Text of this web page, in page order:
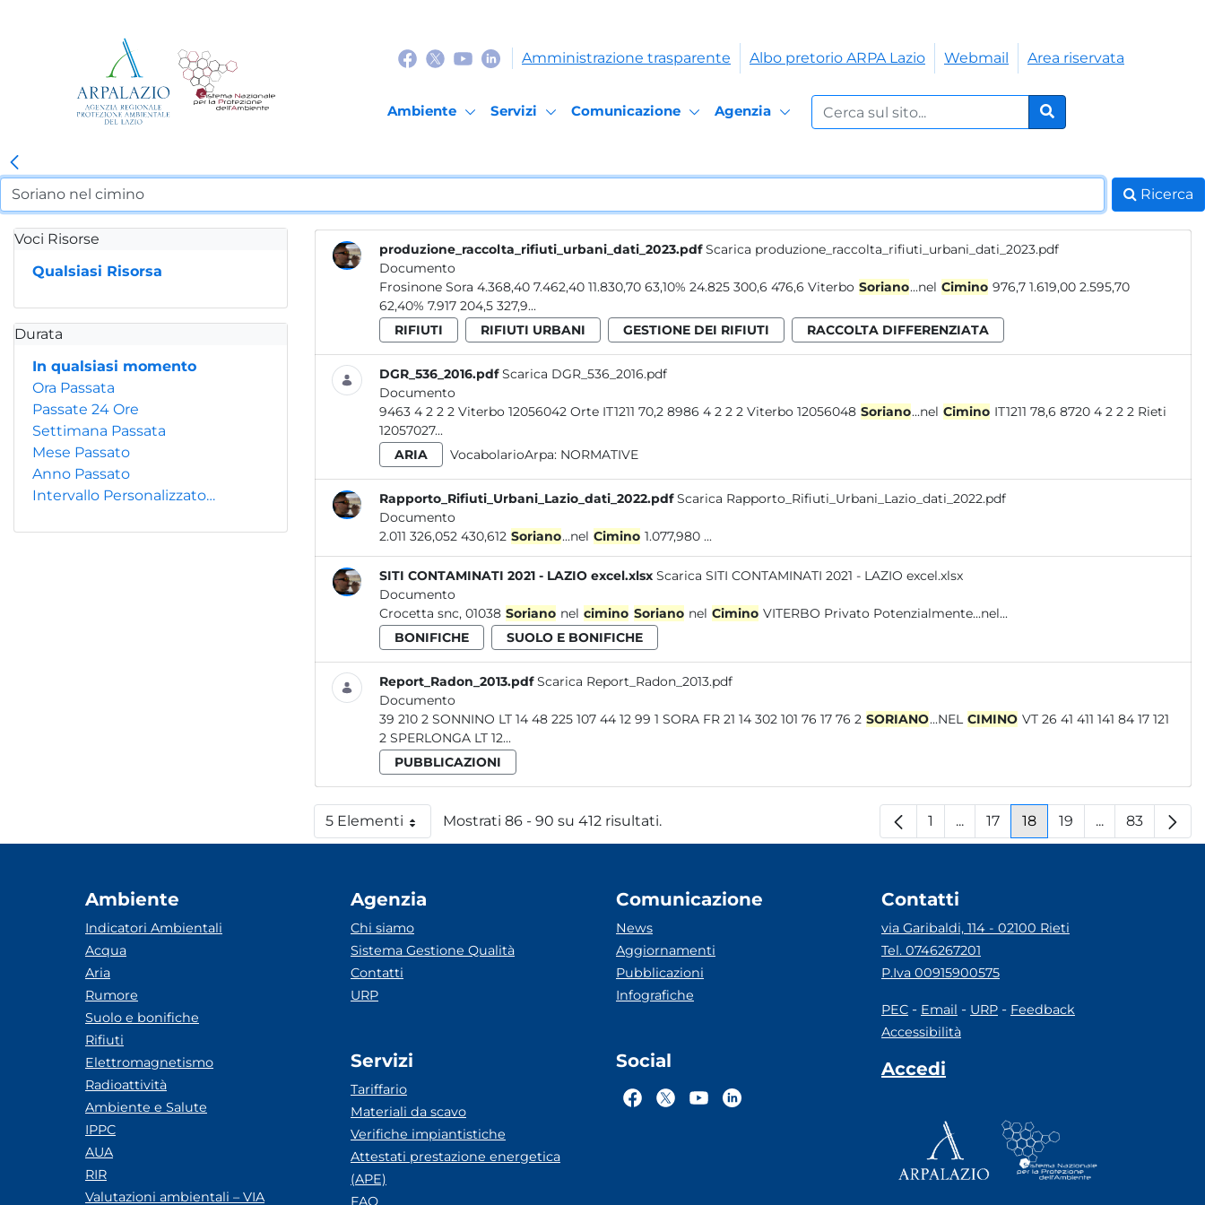
Amministrazione trasparente Albo pretorio ARPA Lazio Webmail Area riservata
Ambiente Servizi Comunicazione Agenzia
Cerca nel sito:
Cerca
Ricerca
Voci Risorse
Qualsiasi Risorsa
Durata
In qualsiasi momento
Ora Passata
Passate 24 Ore
Settimana Passata
Mese Passato
Anno Passato
Intervallo Personalizzato…
produzione_raccolta_rifiuti_urbani_dati_2023.pdf Scarica produzione_raccolta_rifiuti_urbani_dati_2023.pdf
Documento
Frosinone Sora 4.368,40 7.462,40 11.830,70 63,10% 24.825 300,6 476,6 Viterbo Soriano...nel Cimino 976,7 1.619,00 2.595,70
62,40% 7.917 204,5 327,9...
RIFIUTI
RIFIUTI URBANI GESTIONE DEI RIFIUTI RACCOLTA DIFFERENZIATA
DGR_536_2016.pdf Scarica DGR_536_2016.pdf
Documento
9463 4 2 2 2 Viterbo 12056042 Orte IT1211 70,2 8986 4 2 2 2 Viterbo 12056048 Soriano...nel Cimino IT1211 78,6 8720 4 2 2 2 Rieti
12057027...
ARIA
VocabolarioArpa: NORMATIVE
Rapporto_Rifiuti_Urbani_Lazio_dati_2022.pdf Scarica Rapporto_Rifiuti_Urbani_Lazio_dati_2022.pdf
Documento
2.011 326,052 430,612 Soriano...nel Cimino 1.077,980 ...
SITI CONTAMINATI 2021 - LAZIO excel.xlsx Scarica SITI CONTAMINATI 2021 - LAZIO excel.xlsx
Documento
Crocetta snc, 01038 Soriano nel cimino Soriano nel Cimino VITERBO Privato Potenzialmente...nel...
BONIFICHE
SUOLO E BONIFICHE
Report_Radon_2013.pdf Scarica Report_Radon_2013.pdf
Documento
39 210 2 SONNINO LT 14 48 225 107 44 12 99 1 SORA FR 21 14 302 101 76 17 76 2 SORIANO...NEL CIMINO VT 26 41 411 141 84 17 121
2 SPERLONGA LT 12...
PUBBLICAZIONI
5 ElementiPer paginaMostrati 86 - 90 su 412 risultati. Pagina
1 ...Pagine intermedie
Pagina
17 Pagina
18 Pagina
19 ...PaginePagina
83
Ambiente
Indicatori Ambientali
Acqua
Aria
Rumore
Suolo e bonifiche
Rifiuti
Elettromagnetismo
Radioattività
Ambiente e Salute
IPPC
AUA
RIR
Valutazioni ambientali – VIA
Agenzia
Chi siamo
Sistema Gestione Qualità
Contatti
URP
Servizi
Tariffario
Materiali da scavo
Verifiche impiantistiche
Attestati prestazione energetica
(APE)
FAQ
Comunicazione
News
Aggiornamenti
Pubblicazioni
Infografiche
Social
Contatti
via Garibaldi, 114 - 02100 Rieti
Tel. 0746267201
P.Iva 00915900575
PEC - Email - URP - Feedback
Accessibilità
Accedi